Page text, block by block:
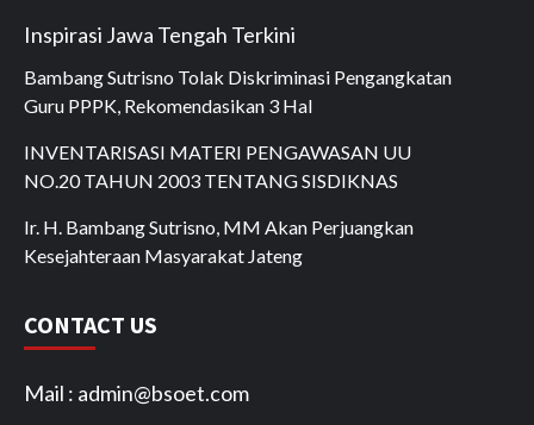
Inspirasi Jawa Tengah Terkini
Bambang Sutrisno Tolak Diskriminasi Pengangkatan
Guru PPPK, Rekomendasikan 3 Hal
INVENTARISASI MATERI PENGAWASAN UU
NO.20 TAHUN 2003 TENTANG SISDIKNAS
Ir. H. Bambang Sutrisno, MM Akan Perjuangkan
Kesejahteraan Masyarakat Jateng
CONTACT US
Mail : admin@bsoet.com